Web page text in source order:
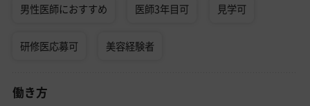
男性医師におすすめ 医師3年目可 見学可
研修医応募可 美容経験者
働き方